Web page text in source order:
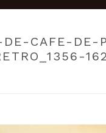
CAFE-DE-
162